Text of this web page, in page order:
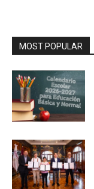
MOST POPULAR